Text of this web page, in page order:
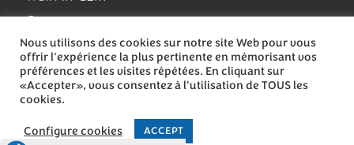
Reservation
Contact
All rights reserved – Terms and conditions of use – privacy policy
Nous utilisons des cookies sur notre site Web pour vous
offrir l'expérience la plus pertinente en mémorisant vos
préférences et les visites répétées. En cliquant sur
«Accepter», vous consentez à l'utilisation de TOUS les
cookies.
Configure cookies ACCEPT